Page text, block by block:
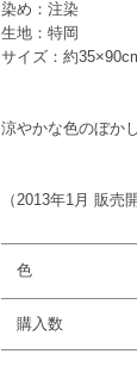
染め：注染
生地：特岡
サイズ：約
涼やかな色のぼか
（2013年1月 販売
色
購入数